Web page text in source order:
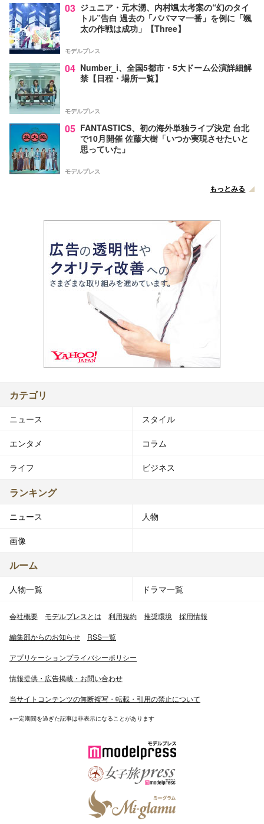
03 ジュニア・元木湧、内村颯太考案の“幻のタイ
トル”告白 過去の「パパママ一番」を例に「颯
太の作戦は成功」【Three】
モデルプレス
04 Number_i、全国5都市・5大ドーム公演詳細解
禁【日程・場所一覧】
モデルプレス
05 FANTASTICS、初の海外単独ライブ決定 台北
で10月開催 佐藤大樹「いつか実現させたいと
思っていた」
モデルプレス
もっとみる
カテゴリ
ニュース スタイル
エンタメ コラム
ライフ ビジネス
ランキング
ニュース 人物
画像
ルーム
人物一覧 ドラマ一覧
会社概要 モデルプレスとは 利用規約 推奨環境 採用情報
編集部からのお知らせ RSS一覧
アプリケーションプライバシーポリシー
情報提供・広告掲載・お問い合わせ
当サイトコンテンツの無断複写・転載・引用の禁止について
※一定期間を過ぎた記事は非表示になることがあります